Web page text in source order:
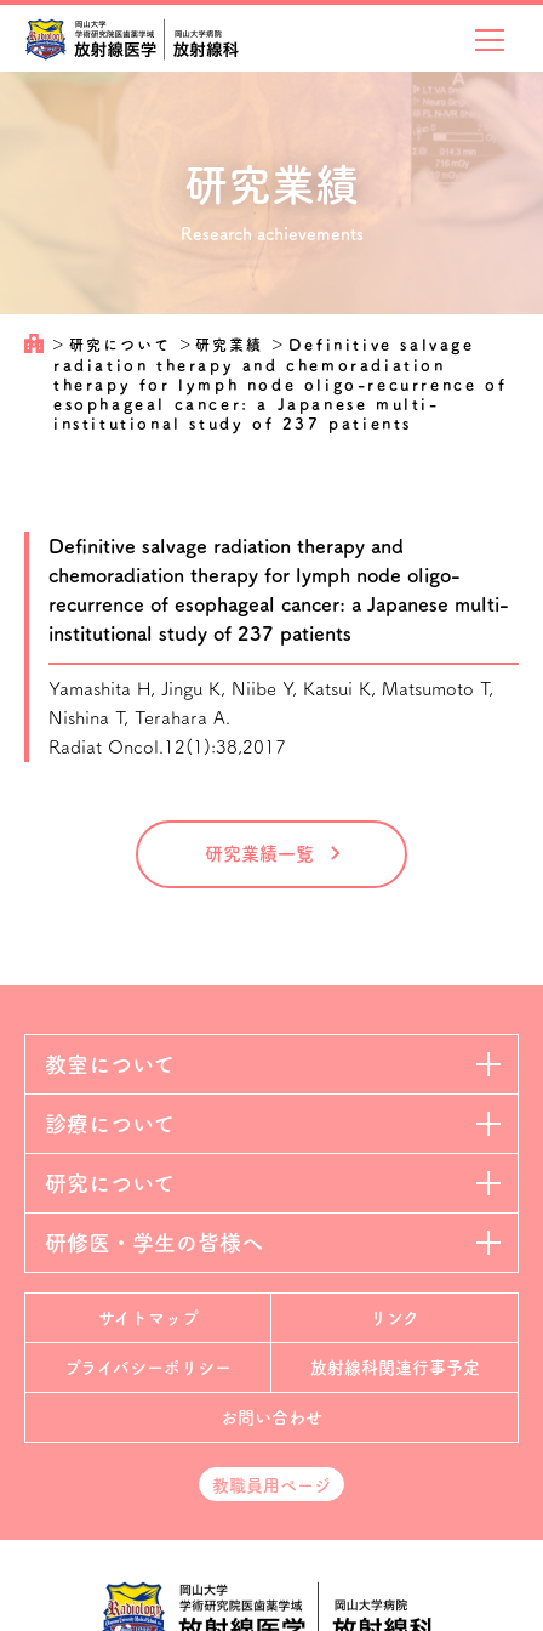
研究業績
Research achievements
＞ 研究について ＞研究業績 ＞ Definitive salvage
radiation therapy and chemoradiation
therapy for lymph node oligo-recurrence of
esophageal cancer: a Japanese multi-
institutional study of 237 patients
Definitive salvage radiation therapy and
chemoradiation therapy for lymph node oligo-
recurrence of esophageal cancer: a Japanese multi-
institutional study of 237 patients
Yamashita H, Jingu K, Niibe Y, Katsui K, Matsumoto T,
Nishina T, Terahara A.
Radiat Oncol.12(1):38,2017
研究業績一覧
教室について
診療について
研究について
研修医・学生の皆様へ
サイトマップ リンク
プライバシーポリシー 放射線科関連行事予定
お問い合わせ
教職員用ページ